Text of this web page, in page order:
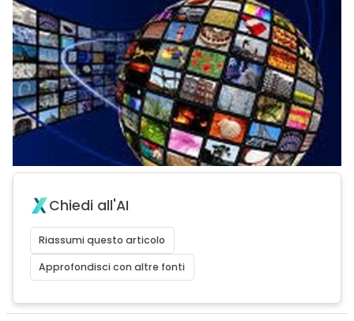
Chiedi all'AI
Riassumi questo articolo
Approfondisci con altre fonti